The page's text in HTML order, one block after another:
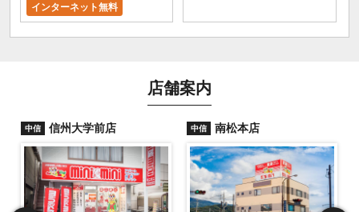
インターネット無料
店舗案内
中信 信州大学前店 中信 南松本店